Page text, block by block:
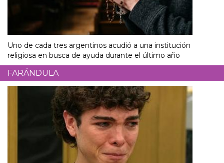
Uno de cada tres argentinos acudió a una institución
religiosa en busca de ayuda durante el último año
FARÁNDULA